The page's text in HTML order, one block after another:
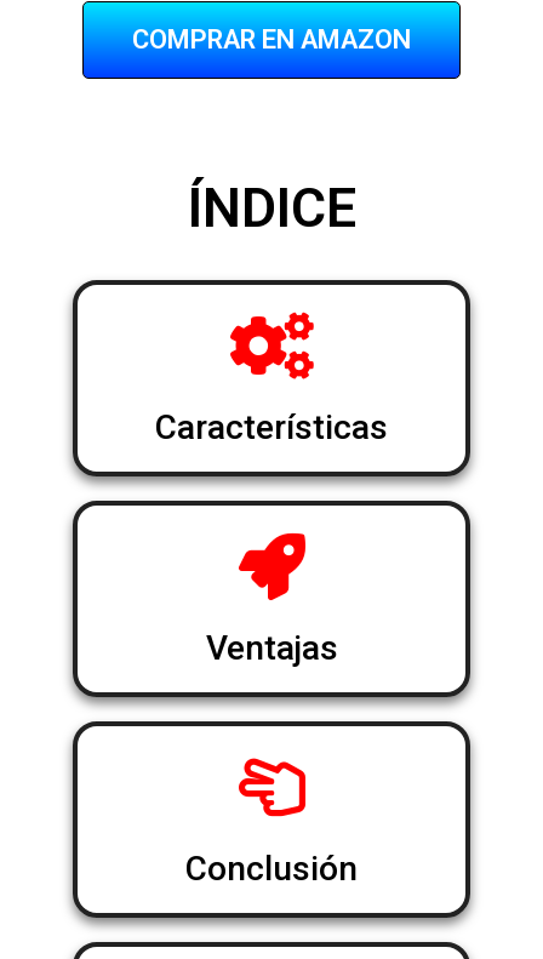
COMPRAR EN AMAZON
ÍNDICE
Características
Ventajas
Conclusión